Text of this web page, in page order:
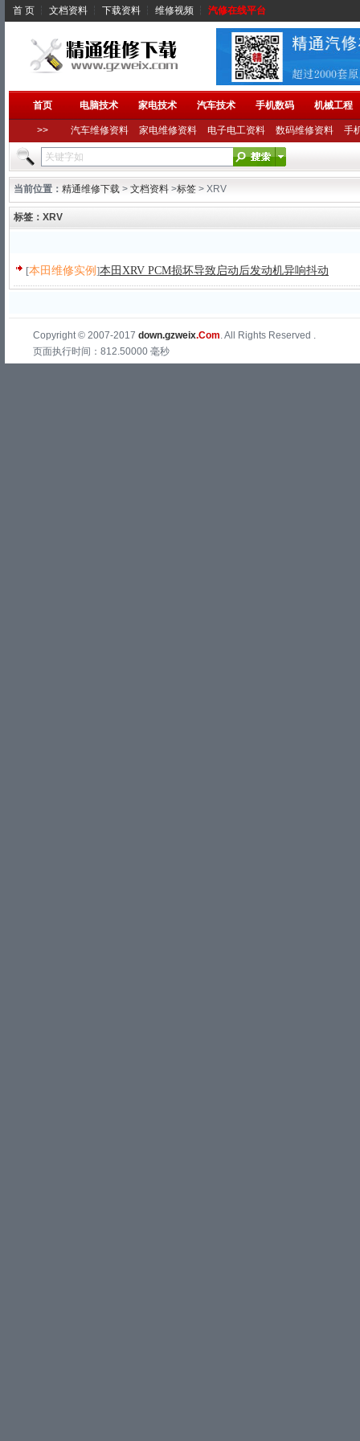
首 页 ┆ 文档资料 ┆ 下载资料 ┆ 维修视频 ┆ 汽修在线平台
首页 电脑技术 家电技术 汽车技术 手机数码 机械工程
>> 汽车维修资料 家电维修资料 电子电工资料 数码维修资料 手
当前位置： 精通维修下载 > 文档资料 >标签 > XRV
标签：XRV
[本田维修实例 ]本田XRV PCM损坏导致启动后发动机异响抖动
Copyright © 2007-2017 down.gzweix.Com. All Rights Reserved .
页面执行时间：812.50000 毫秒